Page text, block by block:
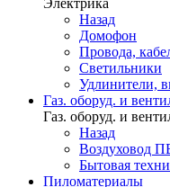
Электрика
Назад
Домофон
Провода,
Светильники
Удлинители,
Газ. оборуд. и
Газ. оборуд. и
Назад
Воздуховод
Бытовая
Пиломатериалы